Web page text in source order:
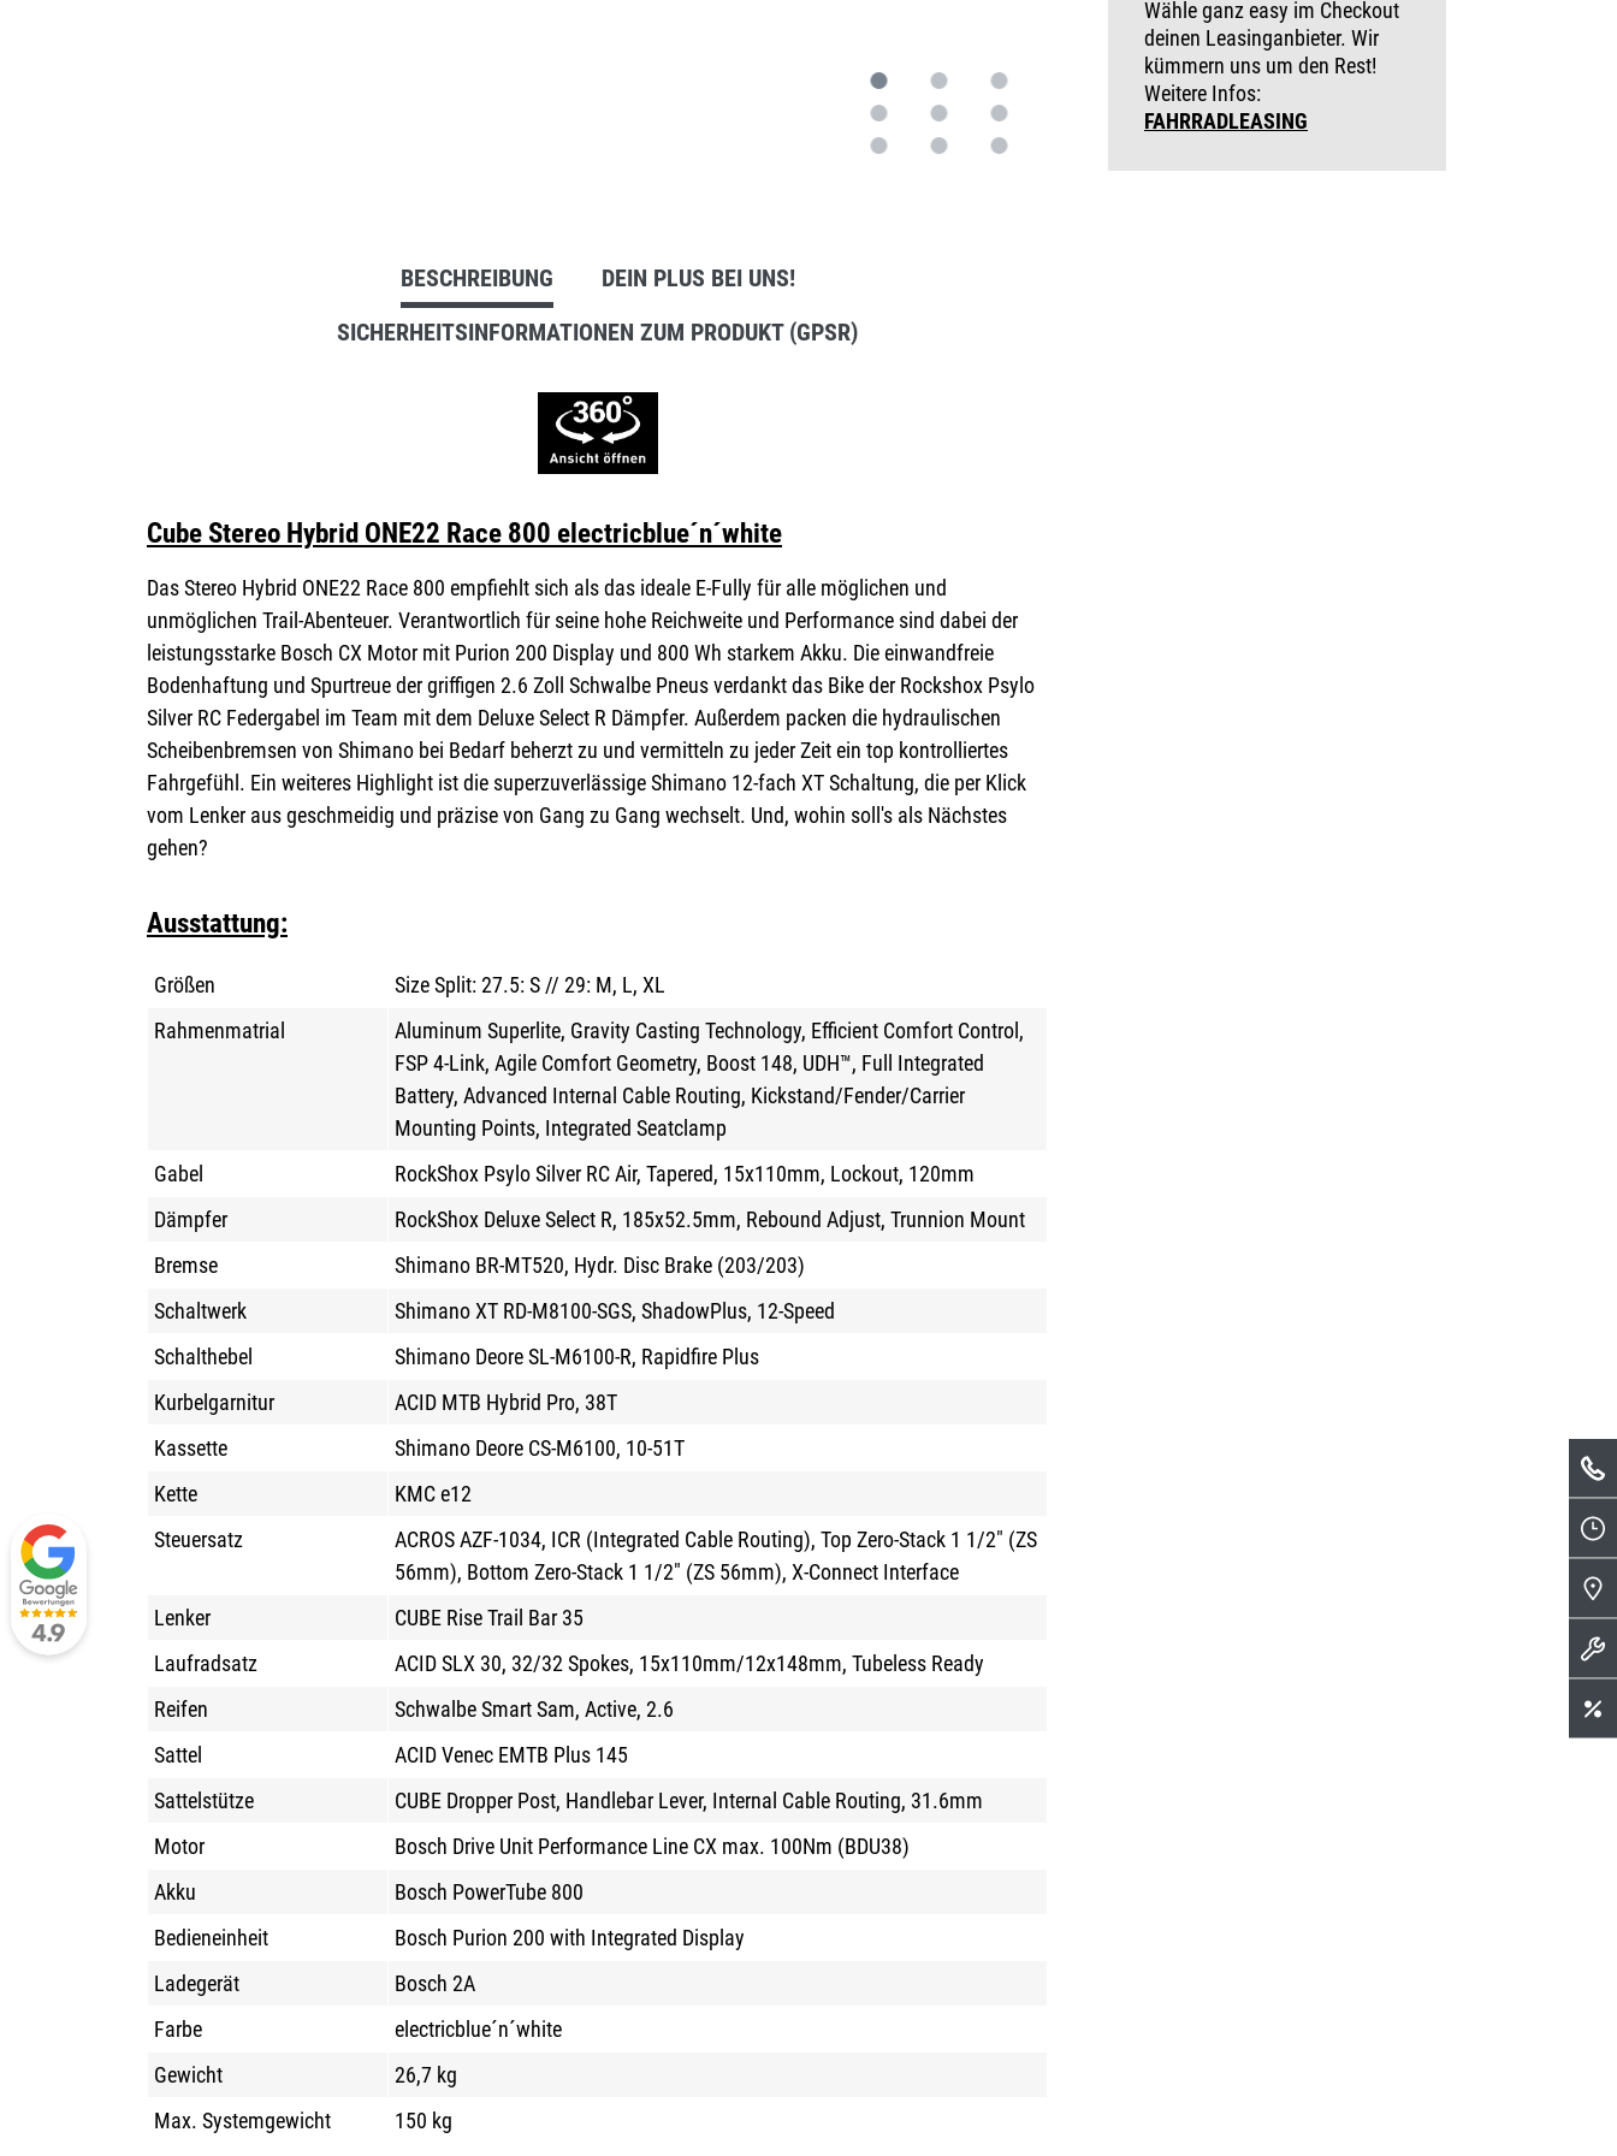
Wähle ganz easy im Checkout
deinen Leasinganbieter. Wir
kümmern uns um den Rest!
Weitere Infos:
FAHRRADLEASING
BESCHREIBUNG
DEIN PLUS BEI UNS!
SICHERHEITSINFORMATIONEN ZUM PRODUKT (GPSR)
Cube Stereo Hybrid ONE22 Race 800 electricblue´n´white
Das Stereo Hybrid ONE22 Race 800 empfiehlt sich als das ideale E-Fully für alle möglichen und
unmöglichen Trail-Abenteuer. Verantwortlich für seine hohe Reichweite und Performance sind dabei der
leistungsstarke Bosch CX Motor mit Purion 200 Display und 800 Wh starkem Akku. Die einwandfreie
Bodenhaftung und Spurtreue der griffigen 2.6 Zoll Schwalbe Pneus verdankt das Bike der Rockshox Psylo
Silver RC Federgabel im Team mit dem Deluxe Select R Dämpfer. Außerdem packen die hydraulischen
Scheibenbremsen von Shimano bei Bedarf beherzt zu und vermitteln zu jeder Zeit ein top kontrolliertes
Fahrgefühl. Ein weiteres Highlight ist die superzuverlässige Shimano 12-fach XT Schaltung, die per Klick
vom Lenker aus geschmeidig und präzise von Gang zu Gang wechselt. Und, wohin soll's als Nächstes
gehen?
Ausstattung:
Größen
Size Split: 27.5: S // 29: M, L, XL
Rahmenmatrial
Aluminum Superlite, Gravity Casting Technology, Efficient Comfort Control,
FSP 4-Link, Agile Comfort Geometry, Boost 148, UDH™, Full Integrated
Battery, Advanced Internal Cable Routing, Kickstand/Fender/Carrier
Mounting Points, Integrated Seatclamp
Gabel
RockShox Psylo Silver RC Air, Tapered, 15x110mm, Lockout, 120mm
Dämpfer
RockShox Deluxe Select R, 185x52.5mm, Rebound Adjust, Trunnion Mount
Bremse
Shimano BR-MT520, Hydr. Disc Brake (203/203)
Schaltwerk
Shimano XT RD-M8100-SGS, ShadowPlus, 12-Speed
Schalthebel
Shimano Deore SL-M6100-R, Rapidfire Plus
Kurbelgarnitur
ACID MTB Hybrid Pro, 38T
Kassette
Shimano Deore CS-M6100, 10-51T
Kette
KMC e12
Steuersatz
ACROS AZF-1034, ICR (Integrated Cable Routing), Top Zero-Stack 1 1/2" (ZS
56mm), Bottom Zero-Stack 1 1/2" (ZS 56mm), X-Connect Interface
Lenker
CUBE Rise Trail Bar 35
Laufradsatz
ACID SLX 30, 32/32 Spokes, 15x110mm/12x148mm, Tubeless Ready
Reifen
Schwalbe Smart Sam, Active, 2.6
Sattel
ACID Venec EMTB Plus 145
Sattelstütze
CUBE Dropper Post, Handlebar Lever, Internal Cable Routing, 31.6mm
Motor
Bosch Drive Unit Performance Line CX max. 100Nm (BDU38)
Akku
Bosch PowerTube 800
Bedieneinheit
Bosch Purion 200 with Integrated Display
Ladegerät
Bosch 2A
Farbe
electricblue´n´white
Gewicht
26,7 kg
Max. Systemgewicht
150 kg